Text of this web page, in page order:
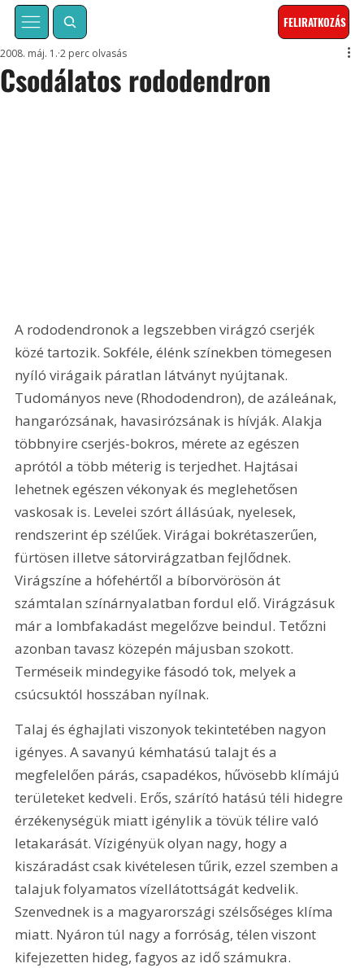
FELIRATKOZÁS
Csodálatos rododendron
2008. máj. 1. 2 perc olvasás
A rododendronok a legszebben virágzó cserjék
közé tartozik. Sokféle, élénk színekben tömegesen
nyíló virágaik páratlan látványt nyújtanak.
Tudományos neve (Rhododendron), de azáleának,
hangarózsának, havasirózsának is hívják. Alakja
többnyire cserjés-bokros, mérete az egészen
aprótól a több méterig is terjedhet. Hajtásai
lehetnek egészen vékonyak és meglehetősen
vaskosak is. Levelei szórt állásúak, nyelesek,
rendszerint ép szélűek. Virágai bokrétaszerűen,
fürtösen illetve sátorvirágzatban fejlődnek.
Virágszíne a hófehértől a bíborvörösön át
számtalan színárnyalatban fordul elő. Virágzásuk
már a lombfakadást megelőzve beindul. Tetőzni
azonban tavasz közepén májusban szokott.
Terméseik mindegyike fásodó tok, melyek a
csúcsuktól hosszában nyílnak.
Talaj és éghajlati viszonyok tekintetében nagyon
igényes. A savanyú kémhatású talajt és a
megfelelően párás, csapadékos, hűvösebb klímájú
területeket kedveli. Erős, szárító hatású téli hidegre
érzékenységük miatt igénylik a tövük télire való
letakarását. Vízigényük olyan nagy, hogy a
kiszáradást csak kivételesen tűrik, ezzel szemben a
talajuk folyamatos vízellátottságát kedvelik.
Szenvednek is a magyarországi szélsőséges klíma
miatt. Nyáron túl nagy a forróság, télen viszont
kifejezetten hideg, fagyos az idő számukra.